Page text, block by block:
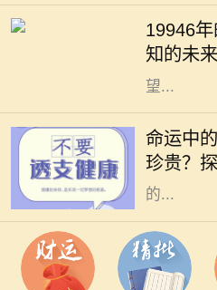
19946
知的未
来与人类
人类历史
远。若我
望...
命运中
珍贵？
在人生的
断探索自
为未知而
条命”是
的...